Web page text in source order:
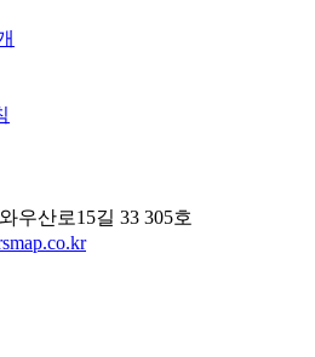
우산로15길 33 305호